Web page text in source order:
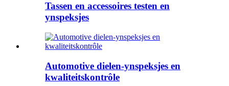
Tassen en accessoires testen en
ynspeksjes
Automotive dielen-ynspeksjes en
kwaliteitskontrôle